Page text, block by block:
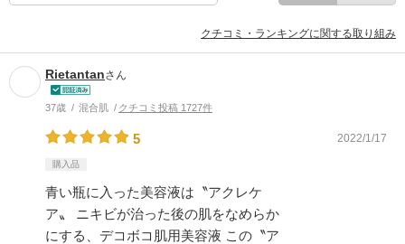
クチコミ・ランキングに関する取り組み
Rietantanさん
37歳 混合肌 クチコミ投稿 1727件
5 2022/1/17
購入品
青い瓶に入った美容液は〝アクレケ
ア〟 ニキビが治った後の肌をなめらか
にする、デコボコ肌用美容液 この〝ア